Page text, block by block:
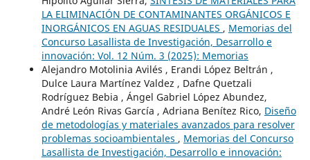
LA ELIMINACIÓN DE CONTAMINANTES ORGÁNICOS E
INORGÁNICOS EN AGUAS RESIDUALES , Memorias del
Concurso Lasallista de Investigación, Desarrollo e
innovación: Vol. 12 Núm. 3 (2025): Memorias
Alejandro Motolinia Avilés , Erandi López Beltrán ,
Dulce Laura Martínez Valdez , Dafne Quetzali
Rodríguez Bebia , Ángel Gabriel López Abundez,
André León Rivas García , Adriana Benítez Rico, Diseño
de metodologías y materiales avanzados para resolver
problemas socioambientales , Memorias del Concurso
Lasallista de Investigación, Desarrollo e innovación: